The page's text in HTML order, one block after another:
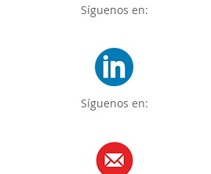
Síguenos en:
Síguenos en: